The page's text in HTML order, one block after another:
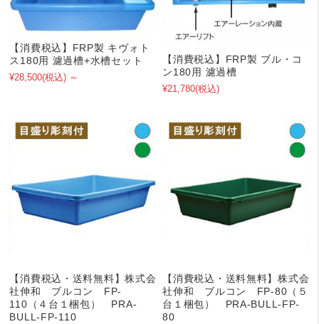
【消費税込】FRP製 キヴォト
ス180用 濾過槽+水槽セット
¥28,500(税込) ～
【消費税込】FRP製 ブル・コ
ン180用 濾過槽
¥21,780(税込)
【消費税込・送料無料】株式会
社伸和 ブルコン FP-
110（４台１梱包） PRA-
BULL-FP-110
【消費税込・送料無料】株式会
社伸和 ブルコン FP-80（５
台１梱包） PRA-BULL-FP-
80